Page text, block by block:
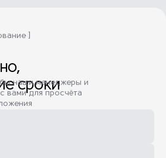
]
сроки
наши менеджеры и
вами для просчёта